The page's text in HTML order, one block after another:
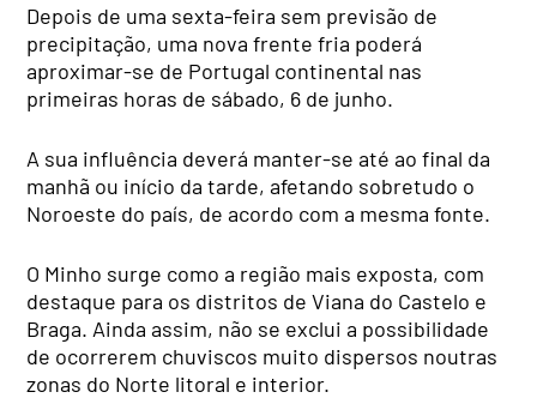
Depois de uma sexta-feira sem previsão de
precipitação, uma nova frente fria poderá
aproximar-se de Portugal continental nas
primeiras horas de sábado, 6 de junho.
A sua influência deverá manter-se até ao final da
manhã ou início da tarde, afetando sobretudo o
Noroeste do país, de acordo com a mesma fonte.
O Minho surge como a região mais exposta, com
destaque para os distritos de Viana do Castelo e
Braga. Ainda assim, não se exclui a possibilidade
de ocorrerem chuviscos muito dispersos noutras
zonas do Norte litoral e interior.